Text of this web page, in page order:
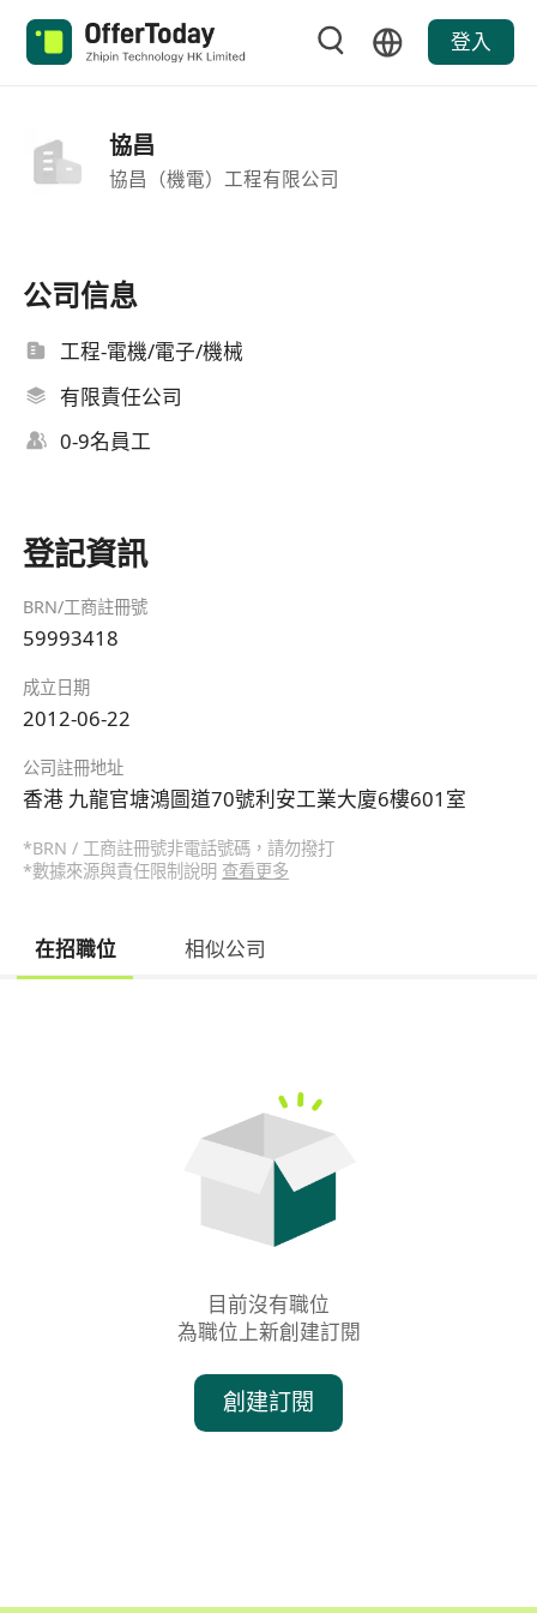
登入
協昌
協昌（機電）工程有限公司
公司信息
工程-電機/電子/機械
有限責任公司
0-9名員工
登記資訊
BRN/工商註冊號
59993418
成立日期
2012-06-22
公司註冊地址
香港 九龍官塘鴻圖道70號利安工業大廈6樓601室
*BRN / 工商註冊號非電話號碼，請勿撥打
*數據來源與責任限制說明 查看更多
在招職位 相似公司
目前沒有職位
為職位上新創建訂閱
創建訂閱